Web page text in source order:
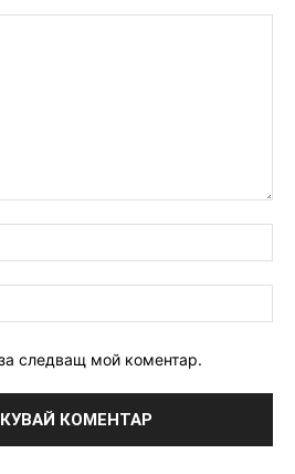
следващ мой коментар.